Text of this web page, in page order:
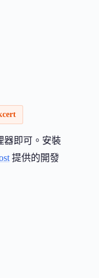
器即可。安裝
提供的開發